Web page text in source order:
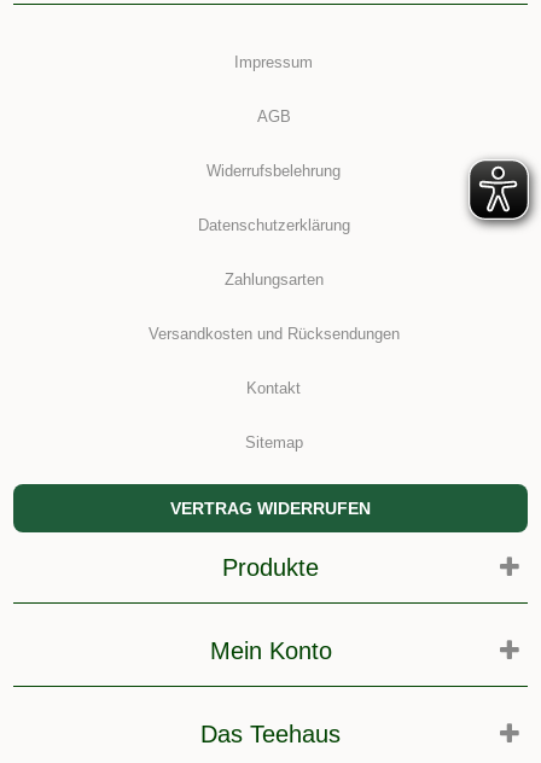
Impressum
AGB
Widerrufsbelehrung
Datenschutzerklärung
Zahlungsarten
Versandkosten und Rücksendungen
Kontakt
Sitemap
VERTRAG WIDERRUFEN
Produkte
Mein Konto
Das Teehaus